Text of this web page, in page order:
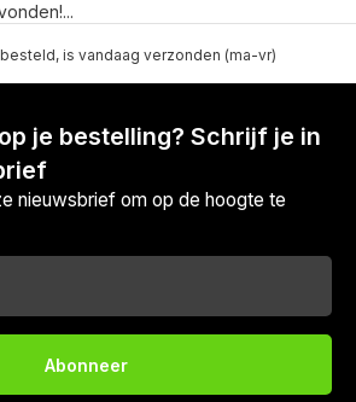
is vandaag verzonden (ma-vr)
je bestelling? Schrijf je in
nieuwsbrief om op de hoogte te
Abonneer